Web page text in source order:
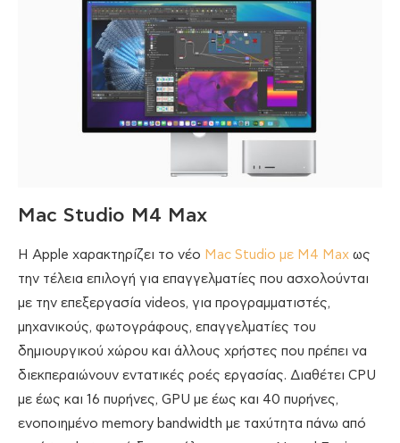
Mac Studio M4 Max
H Apple χαρακτηρίζει το νέο Mac Studio με M4 Max ως
την τέλεια επιλογή για επαγγελματίες που ασχολούνται
με την επεξεργασία videos, για προγραμματιστές,
μηχανικούς, φωτογράφους, επαγγελματίες του
δημιουργικού χώρου και άλλους χρήστες που πρέπει να
διεκπεραιώνουν εντατικές ροές εργασίας. Διαθέτει CPU
με έως και 16 πυρήνες, GPU με έως και 40 πυρήνες,
ενοποιημένο memory bandwidth με ταχύτητα πάνω από